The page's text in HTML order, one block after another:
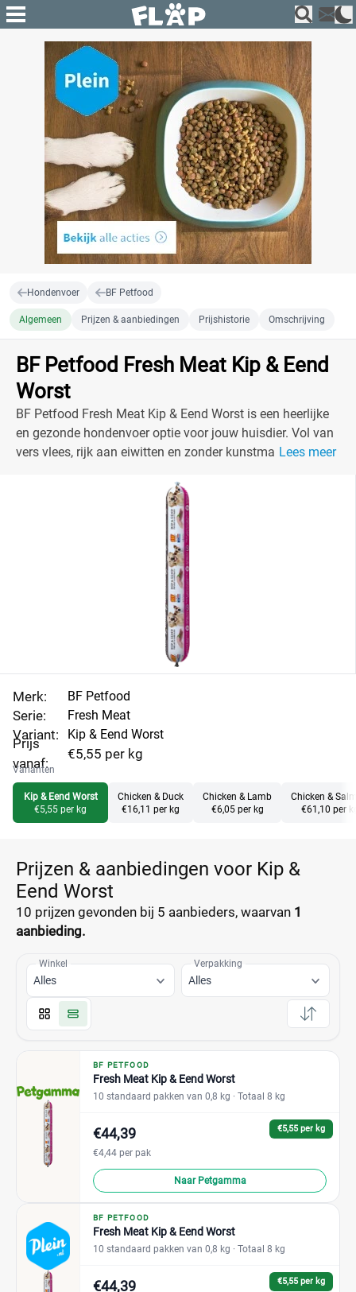
Hondenvoer BF Petfood
Algemeen Prijzen & aanbiedingen Prijshistorie Omschrijving
BF Petfood Fresh Meat Kip & Eend
Worst
BF Petfood Fresh Meat Kip & Eend Worst is een heerlijke
en gezonde hondenvoer optie voor jouw huisdier. Vol van
vers vlees, rijk aan eiwitten en zonder kunstmatigeLees meer
Merk:
Serie:
Variant:
Prijs
vanaf:
BF Petfood
Fresh Meat
Kip & Eend Worst
€5,55 per kg
Varianten
Kip & Eend Worst
€5,55 per kg
Chicken & Duck
€16,11 per kg
Chicken & Lamb
€6,05 per kg
Chicken &
€61,10 per
Prijzen & aanbiedingen voor Kip &
Eend Worst
10 prijzen gevonden bij 5 aanbieders, waarvan 1
aanbieding.
Winkel
Alles
Verpakking
Alles
BF PETFOOD
Fresh Meat Kip & Eend Worst
10 standaard pakken van 0,8 kg · Totaal 8 kg
€5,55 per kg
€44,39
€4,44 per pak
Naar Petgamma
BF PETFOOD
Fresh Meat Kip & Eend Worst
10 standaard pakken van 0,8 kg · Totaal 8 kg
€5,55 per kg
€44,39